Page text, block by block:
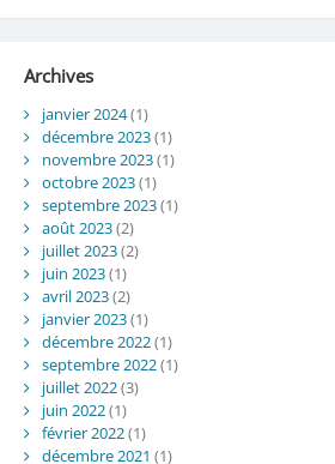
Archives
janvier 2024(1)
décembre 2023(1)
novembre 2023(1)
octobre 2023(1)
septembre 2023(1)
août 2023(2)
juillet 2023(2)
juin 2023(1)
avril 2023(2)
janvier 2023(1)
décembre 2022(1)
septembre 2022(1)
juillet 2022(3)
juin 2022(1)
février 2022(1)
décembre 2021 (1)